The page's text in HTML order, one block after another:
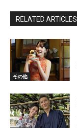
RELATED ARTICLES
その他